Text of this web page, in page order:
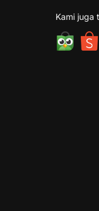
Kami juga